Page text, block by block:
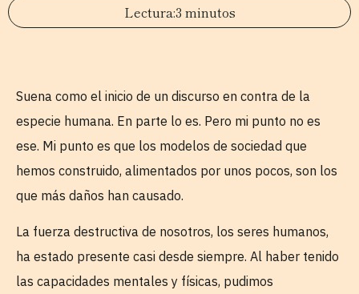
3 minutos
Suena como el inicio de un discurso en contra de la
especie humana. En parte lo es. Pero mi punto no es
ese. Mi punto es que los modelos de sociedad que
hemos construido, alimentados por unos pocos, son los
que más daños han causado.
La fuerza destructiva de nosotros, los seres humanos,
ha estado presente casi desde siempre. Al haber tenido
las capacidades mentales y físicas, pudimos